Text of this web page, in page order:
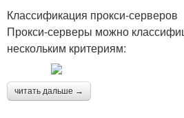
Классификация прокси-серверов
Прокси-серверы можно
нескольким критериям:
читать дальше →